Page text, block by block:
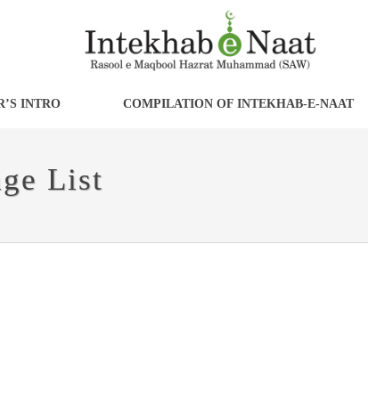
INTRO COMPILATION OF INTEKHAB-E-NAAT
List